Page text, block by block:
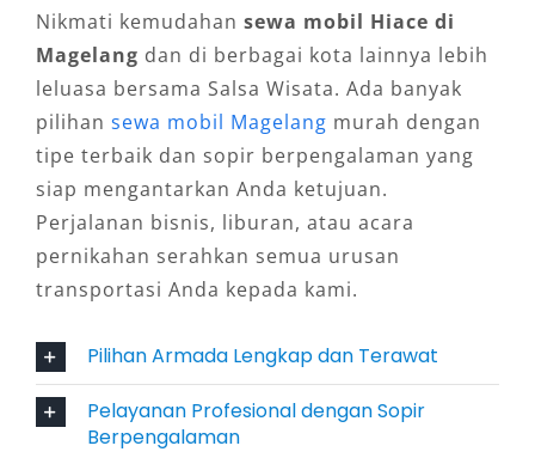
Rombongan
Bagi agen tour, sekolah, atau perusahaan yang
hendak menyelenggarakan perjalanan edukasi
atau gathering, sewa Hiace Magelang dengan
sopir adalah pilihan efisien. Biaya operasional
menjadi lebih hemat jika dibandingkan
menyewa beberapa mobil kecil. Selain itu,
kepraktisan dalam koordinasi rombongan juga
4. Layanan Fleksibel: Harian,
Bulanan, atau Lepas Kunci
Nikmati kemudahan sewa mobil Hiace di
Magelang dan di berbagai kota lainnya lebih
leluasa bersama Salsa Wisata. Ada banyak
pilihan sewa mobil Magelang murah dengan
tipe terbaik dan sopir berpengalaman yang
siap mengantarkan Anda ketujuan.
Perjalanan bisnis, liburan, atau acara
pernikahan serahkan semua urusan
transportasi Anda kepada kami.
Pilihan Armada Lengkap dan Terawat
Pelayanan Profesional dengan Sopir
Berpengalaman